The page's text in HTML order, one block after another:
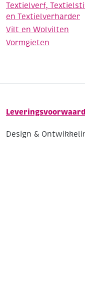
Textielverf,
en Textielverharder
Vilt en Wolvilten
Vormgieten
Design &